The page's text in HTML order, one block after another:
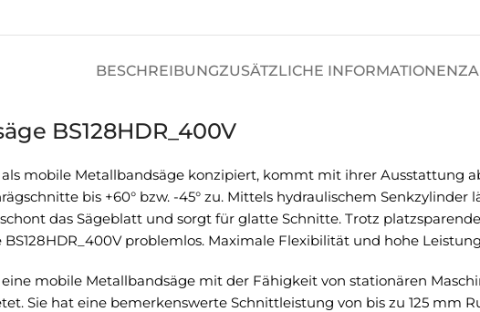
BESCHREIBUNGZUSÄTZLICHE INFORMATIONEN
BS128HDR_400V
als mobile Metallbandsäge konzipiert, kommt mit ihrer Ausstattung
bis +60° bzw. -45° zu. Mittels hydraulischem
das Sägeblatt und sorgt für glatte Schnitte. Trotz
problemlos. Maximale Flexibilität und hohe
eine mobile Metallbandsäge mit der Fähigkeit von stationären
Sie hat eine bemerkenswerte Schnittleistung von bis zu 125